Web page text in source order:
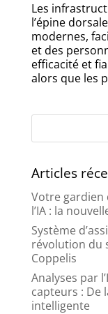
Les
l’épine
modernes,
et des
efficacité et
alors que les
Articles
Votre gardien
l’IA : la
Système
révolution du
Coppelis
Analyses par
capteurs : De
intelligente